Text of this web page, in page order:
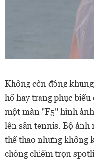
Không còn đóng
hố hay trang phục
một màn "F5" hình
lên sân tennis. Bộ ảnh
thể thao nhưng không
chóng chiếm trọn